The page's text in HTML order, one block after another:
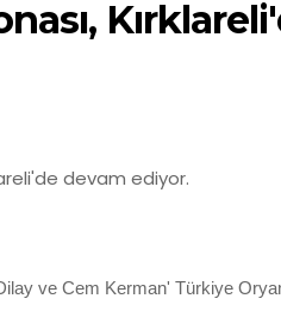
devam ediyor.
ve Cem Kerman' Türkiye